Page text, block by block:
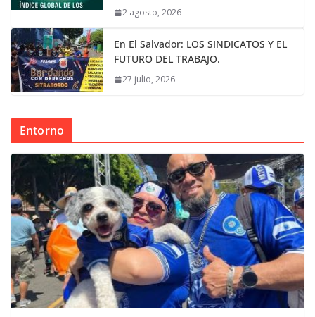
2 agosto, 2026
En El Salvador: LOS SINDICATOS Y EL
FUTURO DEL TRABAJO.
27 julio, 2026
Entorno